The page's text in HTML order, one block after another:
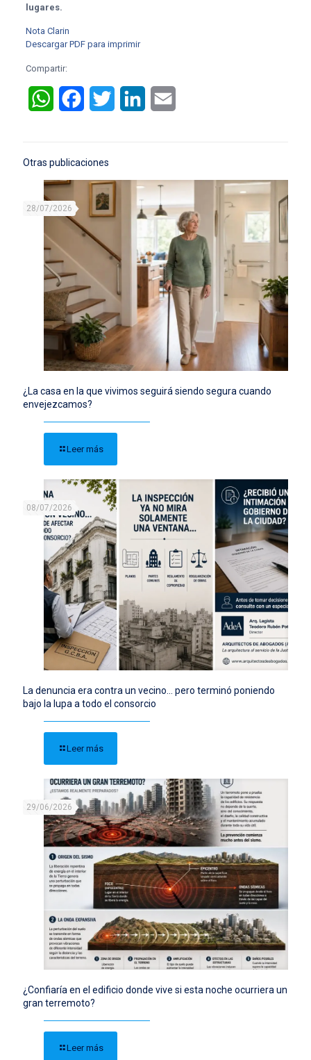
lugares.
Nota Clarin
Descargar PDF para imprimir
Compartir:
WhatsAppFacebookTwitter LinkedIn
Otras publicaciones
28/07/2026
¿La casa en la que vivimos seguirá siendo segura cuando
envejezcamos?
Leer más
08/07/2026
La denuncia era contra un vecino… pero terminó poniendo
bajo la lupa a todo el consorcio
Leer más
29/06/2026
¿Confiaría en el edificio donde vive si esta noche ocurriera un
gran terremoto?
Leer más